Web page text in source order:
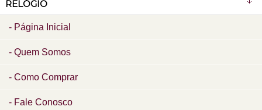
RELÓGIO
Página Inicial
Quem Somos
Como Comprar
Fale Conosco